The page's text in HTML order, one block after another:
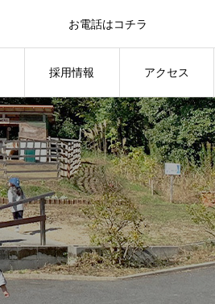
採用情報 アクセス
お電話はコチラ